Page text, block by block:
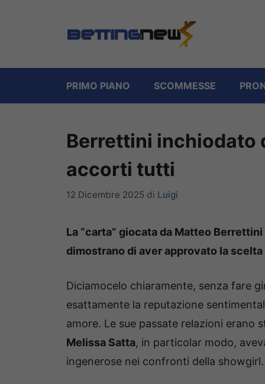
PRIMO PIANO SCOMMESSE
Berrettini inchiodato
accorti tutti
12 Dicembre 2025 di Luigi
La “carta” giocata da Matteo
dimostrano di aver approvato la
Diciamocelo chiaramente, senza fare
esattamente la reputazione
amore. Le sue passate relazioni erano
Melissa Satta, in particolar modo,
ingenerose nei confronti della showgirl.